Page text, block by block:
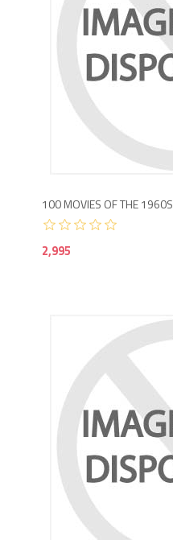
100 MOVIES OF THE 1960S
2,995